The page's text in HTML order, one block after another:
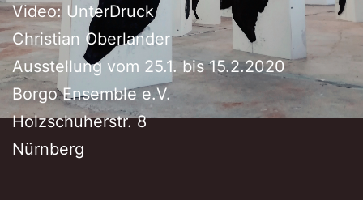
Video: UnterDruck
Christian Oberlander
Ausstellung vom 25.1. bis 15.2.2020
Borgo Ensemble e.V.
Holzschuherstr. 8
Nürnberg